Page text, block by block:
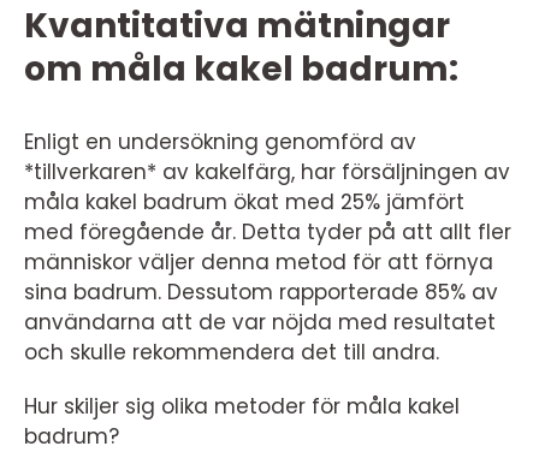
Kvantitativa mätningar
om måla kakel badrum:
Enligt en undersökning genomförd av
*tillverkaren* av kakelfärg, har försäljningen av
måla kakel badrum ökat med 25% jämfört
med föregående år. Detta tyder på att allt fler
människor väljer denna metod för att förnya
sina badrum. Dessutom rapporterade 85% av
användarna att de var nöjda med resultatet
och skulle rekommendera det till andra.
Hur skiljer sig olika metoder för måla kakel
badrum?